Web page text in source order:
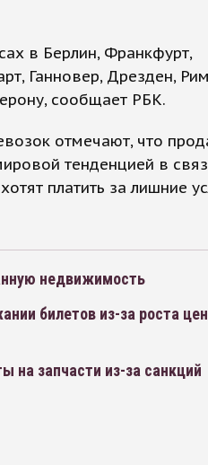
в Берлин, Франкфурт,
Ганновер, Дрезден,
сообщает РБК.
отмечают, что
тенденцией в
платить за лишние
недвижимость
билетов из-за роста
на запчасти из-за санкций